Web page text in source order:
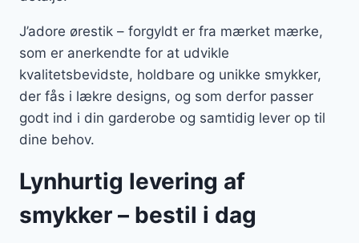
J’adore ørestik – forgyldt er fra mærket mærke,
som er anerkendte for at udvikle
kvalitetsbevidste, holdbare og unikke smykker,
der fås i lækre designs, og som derfor passer
godt ind i din garderobe og samtidig lever op til
dine behov.
Lynhurtig levering af
smykker – bestil i dag